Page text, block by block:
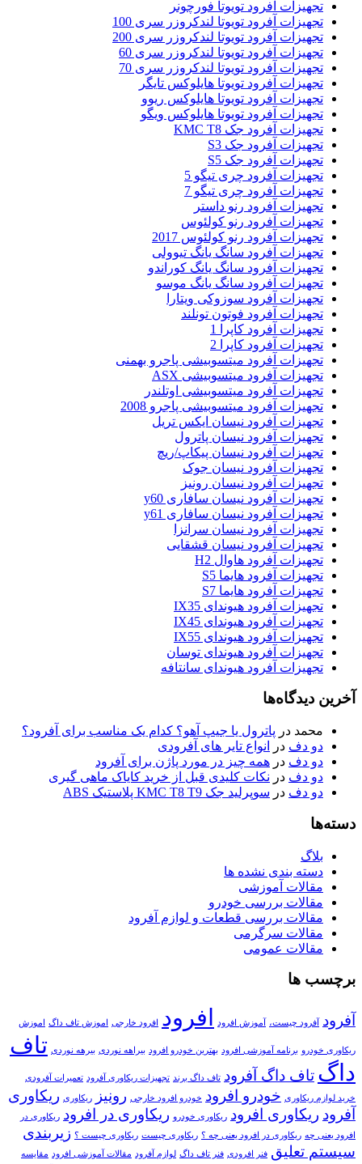
تجهیزات آفرود تویوتا فورچونر
تجهیزات آفرود تویوتا لندکروزر سری 100
تجهیزات آفرود تویوتا لندکروزر سری 200
تجهیزات آفرود تویوتا لندکروزر سری 60
تجهیزات آفرود تویوتا لندکروزر سری 70
تجهیزات آفرود تویوتا هایلوکس تایگر
تجهیزات آفرود تویوتا هایلوکس ریوو
تجهیزات آفرود تویوتا هایلوکس ویگو
تجهیزات آفرود جک KMC T8
تجهیزات آفرود جک S3
تجهیزات آفرود جک S5
تجهیزات آفرود چری تیگو 5
تجهیزات آفرود چری تیگو 7
تجهیزات آفرود رنو داستر
تجهیزات آفرود رنو کولئوس
تجهیزات آفرود رنو کولئوس 2017
تجهیزات آفرود سانگ یانگ تیوولی
تجهیزات آفرود سانگ یانگ کوراندو
تجهیزات آفرود سانگ یانگ موسو
تجهیزات آفرود سوزوکی ویتارا
تجهیزات آفرود فوتون تونلند
تجهیزات آفرود کاپرا 1
تجهیزات آفرود کاپرا 2
تجهیزات آفرود میتسوبیشی پاجرو بهمنی
تجهیزات آفرود میتسوبیشی ASX
تجهیزات آفرود میتسوبیشی اوتلندر
تجهیزات آفرود میتسوبیشی پاجرو 2008
تجهیزات آفرود نیسان ایکس تریل
تجهیزات آفرود نیسان پاترول
تجهیزات آفرود نیسان پیکاپ/ریچ
تجهیزات آفرود نیسان جوک
تجهیزات آفرود نیسان رونیز
تجهیزات آفرود نیسان سافاری y60
تجهیزات آفرود نیسان سافاری y61
تجهیزات آفرود نیسان سرانزا
تجهیزات آفرود نیسان قشقایی
تجهیزات آفرود هاوال H2
تجهیزات آفرود هایما S5
تجهیزات آفرود هایما S7
تجهیزات آفرود هیوندای IX35
تجهیزات آفرود هیوندای IX45
تجهیزات آفرود هیوندای IX55
تجهیزات آفرود هیوندای توسان
تجهیزات آفرود هیوندای سانتافه
آخرین دیدگاه‌ها
محمد در پاترول یا جیپ آهو؟ کدام یک مناسب برای آفرود؟
دو دف در
انواع تایر های آفرودی
دو دف در همه چیز در مورد پاژن برای آفرود
دو دف در نکات کلیدی قبل از خرید کایاک ماهی گیری
دو دف در سوپرلید جک KMC T8 T9 پلاستیک ABS
دسته‌ها
بلاگ
دسته بندی نشده ها
مقالات آموزشی
مقالات بررسی خودرو
مقالات بررسی قطعات و لوازم آفرود
مقالات سرگرمی
مقالات عمومی
برچسب ها
آفرود آفرود چیست، آموزش افرود افرود افرود خارجی اموزش تاف داگ اموزش
ریکاوری خودرو برنامه آموزشی افرود بهترین خودرو افرود بیراهه نوردی بیرهه نوردی تاف
داگ تاف داگ آفرود تاف داگ برند تجهیزات ریکاوری آفرود تعمیرات آفرودی
خرید لوازم ریکاوری خودرو افرود خودرو افرود خارجی رونیز ریکاوری ریکاوری
آفرود ریکاوری افرود ریکاوری خودرو ریکاوری در افرود ریکاوری در
افرود یعنی چه ریکاوری در افرود یعنی چه ؟ ریکاوری چیست ریکاوری چیست ؟ زیربندی
سیستم تعلیق فنر افرودی فنر تاف داگ لوازم آفرود مقالات آموزشی افرود
مقایسه